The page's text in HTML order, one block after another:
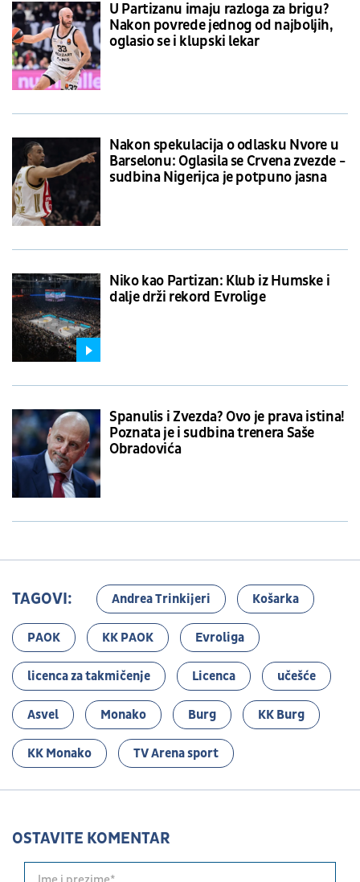
U Partizanu imaju razloga za brigu?
Nakon povrede jednog od najboljih,
oglasio se i klupski lekar
Nakon spekulacija o odlasku Nvore u
Barselonu: Oglasila se Crvena zvezde -
sudbina Nigerijca je potpuno jasna
Niko kao Partizan: Klub iz Humske i
dalje drži rekord Evrolige
Spanulis i Zvezda? Ovo je prava istina!
Poznata je i sudbina trenera Saše
Obradovića
TAGOVI: Andrea Trinkijeri Košarka
PAOK KK PAOK Evroliga
licenca za takmičenje Licenca učešće
Asvel Monako Burg KK Burg
KK Monako TV Arena sport
OSTAVITE KOMENTAR